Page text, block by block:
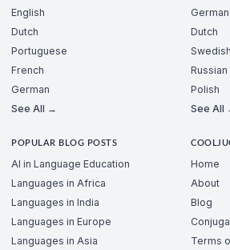
English
Dutch
Portuguese
French
German
See All →
German
Dutch
Swedish
Russian
Polish
See All
POPULAR BLOG POSTS
AI in Language Education
Languages in Africa
Languages in India
Languages in Europe
Languages in Asia
Home
About
Blog
Terms